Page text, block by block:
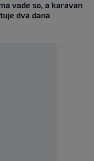
vade so, a karavan
dva dana